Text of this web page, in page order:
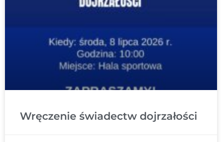
Wręczenie świadectw dojrzałości